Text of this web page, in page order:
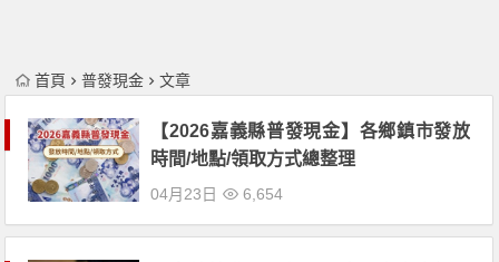
首頁 普發現金 文章
【2026嘉義縣普發現金】各鄉鎮市發放
時間/地點/領取方式總整理
04月23日 6,654